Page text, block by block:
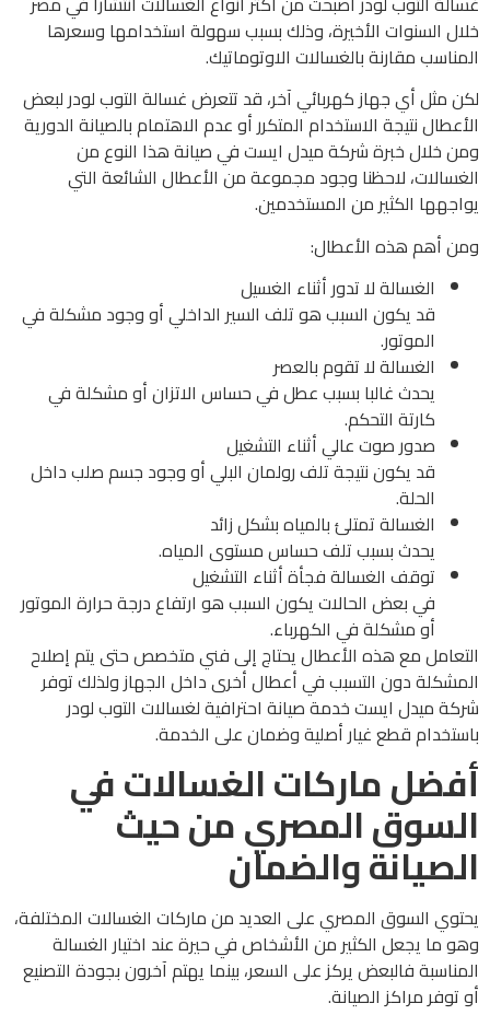
خلال السنوات الأخيرة، وذلك بسبب سهولة استخدامها وسعرها
المناسب مقارنة بالغسالات الاوتوماتيك.
لكن مثل أي جهاز كهربائي آخر، قد تتعرض غسالة التوب لودر لبعض
الأعطال نتيجة الاستخدام المتكرر أو عدم الاهتمام بالصيانة الدورية
ومن خلال خبرة شركة ميدل ايست في صيانة هذا النوع من
الغسالات، لاحظنا وجود مجموعة من الأعطال الشائعة التي
يواجهها الكثير من المستخدمين.
ومن أهم هذه الأعطال:
الغسالة لا تدور أثناء الغسيل
قد يكون السبب هو تلف السير الداخلي أو وجود مشكلة في
الموتور.
الغسالة لا تقوم بالعصر
يحدث غالبا بسبب عطل في حساس الاتزان أو مشكلة في
كارتة التحكم.
صدور صوت عالي أثناء التشغيل
قد يكون نتيجة تلف رولمان البلي أو وجود جسم صلب داخل
الحلة.
الغسالة تمتلئ بالمياه بشكل زائد
يحدث بسبب تلف حساس مستوى المياه.
توقف الغسالة فجأة أثناء التشغيل
في بعض الحالات يكون السبب هو ارتفاع درجة حرارة الموتور
أو مشكلة في الكهرباء.
التعامل مع هذه الأعطال يحتاج إلى فني متخصص حتى يتم إصلاح
المشكلة دون التسبب في أعطال أخرى داخل الجهاز ولذلك توفر
شركة ميدل ايست خدمة صيانة احترافية لغسالات التوب لودر
باستخدام قطع غيار أصلية وضمان على الخدمة.
أفضل ماركات الغسالات في
السوق المصري من حيث
الصيانة والضمان
يحتوي السوق المصري على العديد من ماركات الغسالات المختلفة،
وهو ما يجعل الكثير من الأشخاص في حيرة عند اختيار الغسالة
المناسبة فالبعض يركز على السعر، بينما يهتم آخرون بجودة التصنيع
أو توفر مراكز الصيانة.